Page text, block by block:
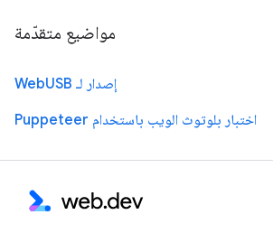
مواضيع متقدّمة
إصدار لـ WebUSB
اختبار بلوتوث الويب باستخدام Puppeteer